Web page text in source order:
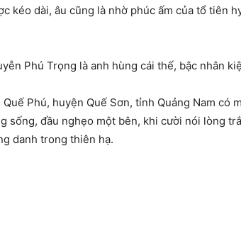
kéo dài, âu cũng là nhờ phúc ấm của tổ tiên
Phú Trọng là anh hùng cái thế, bậc nhân
Phú, huyện Quế Sơn, tỉnh Quảng Nam
sống, đầu nghẹo một bên, khi cười nói lòng
danh trong thiên hạ.